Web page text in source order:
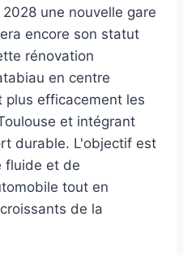
une nouvelle gare
encore son statut
rénovation
en centre
plus efficacement les
et intégrant
durable. L'objectif est
fluide et de
tout en
de la